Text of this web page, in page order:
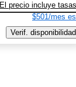
El precio incluye tasas
$501/mes
Verif. disponibilidad